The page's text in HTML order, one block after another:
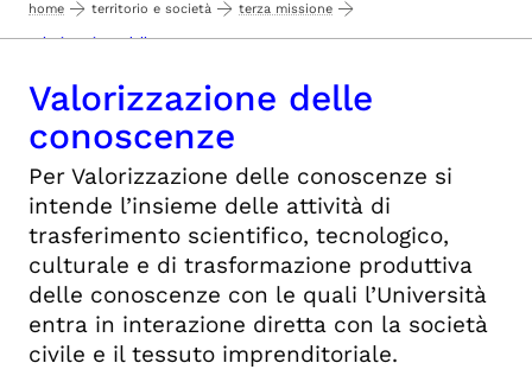
home territorio e società terza missione
valorizzazione delle conoscenze
Valorizzazione delle
conoscenze
Per Valorizzazione delle conoscenze si
intende l’insieme delle attività di
trasferimento scientifico, tecnologico,
culturale e di trasformazione produttiva
delle conoscenze con le quali l’Università
entra in interazione diretta con la società
civile e il tessuto imprenditoriale.